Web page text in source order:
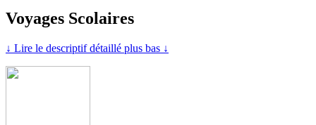
Voyages Scolaires
↓ Lire le descriptif détaillé plus bas ↓